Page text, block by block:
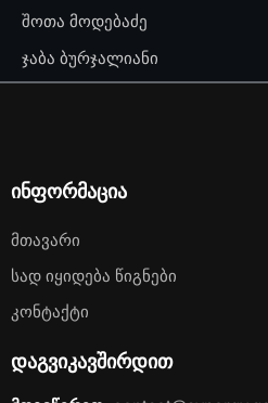
შოთა მოდებაძე
ჯაბა ბურჯალიანი
ინფორმაცია
Მთავარი
Სად Იყიდება Წიგნები
Კონტაქტი
დაგვიკავშირდით